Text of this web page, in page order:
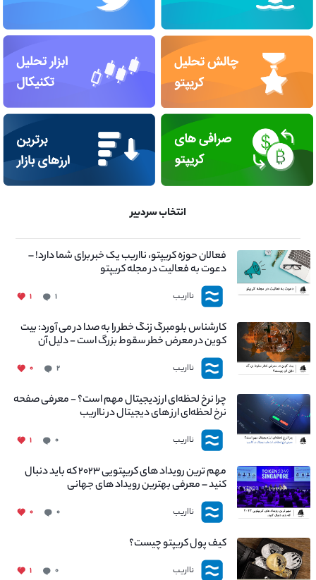
انتخاب سردبیر
فعالان حوزه کریپتو، نااریب یک خبر برای شما دارد! –
دعوت به فعالیت در مجله کریپتو
نااریب ۱ ۱
کارشناس بلومبرگ زنگ خطر را به صدا در می آورد: بیت
کوین در معرض خطر سقوط بزرگ است - دلیل آن
چیست؟
نااریب ۲ ۰
چرا نرخ لحظه‌ای ارزدیجیتال مهم است؟ - معرفی صفحه
نرخ لحظه‌ای ارز های دیجیتال در نااریب
نااریب ۰ ۱
مهم ترین رویداد های کریپتویی ۲۰۲۳ که باید دنبال
کنید – معرفی بهترین رویداد های جهانی
نااریب ۰ ۰
کیف پول کریپتو چیست؟
نااریب ۰ ۱